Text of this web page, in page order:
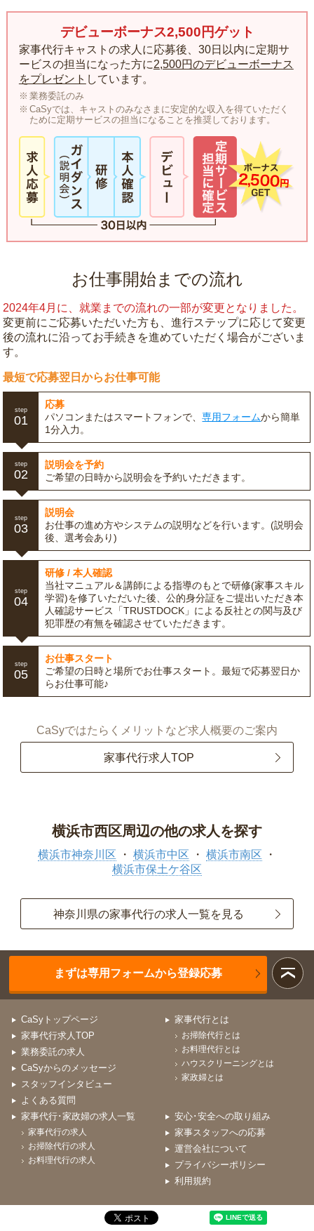
デビューボーナス2,500円ゲット
家事代行キャストの求人に応募後、30日以内に定期サ
ービスの担当になった方に2,500円のデビューボーナス
をプレゼント しています。
業務委託のみ
CaSyでは、キャストのみなさまに安定的な収入を得ていただく
ために定期サービスの担当になることを推奨しております。
お仕事開始までの流れ
2024年4月に、就業までの流れの一部が変更となりました。
変更前にご応募いただいた方も、進行ステップに応じて変更
後の流れに沿ってお手続きを進めていただく場合がございま
す。
最短で応募翌日からお仕事可能
step
01
応募
パソコンまたはスマートフォンで、専用フォームから簡単
1分入力。
step
02
説明会を予約
ご希望の日時から説明会を予約いただきます。
step
03
説明会
お仕事の進め方やシステムの説明などを行います。(説明会
後、選考会あり)
step
04
研修 / 本人確認
当社マニュアル＆講師による指導のもとで研修(家事スキル
学習)を修了いただいた後、公的身分証をご提出いただき本
人確認サービス「TRUSTDOCK」による反社との関与及び
犯罪歴の有無を確認させていただきます。
step
05
お仕事スタート
ご希望の日時と場所でお仕事スタート。最短で応募翌日か
らお仕事可能♪
CaSyではたらくメリットなど求人概要のご案内
家事代行求人TOP
横浜市西区周辺の他の求人を探す
横浜市神奈川区 横浜市中区
横浜市南区
横浜市保土ケ谷区
神奈川県の家事代行の求人一覧を見る
まずは専用フォームから登録応募
CaSyトップページ
家事代行求人TOP
業務委託の求人
CaSyからのメッセージ
スタッフインタビュー
よくある質問
家事代行とは
お掃除代行とは
お料理代行とは
ハウスクリーニングとは
家政婦とは
家事代行･家政婦の求人一覧
家事代行の求人
お掃除代行の求人
お料理代行の求人
安心･安全への取り組み
家事スタッフへの応募
運営会社について
プライバシーポリシー
利用規約